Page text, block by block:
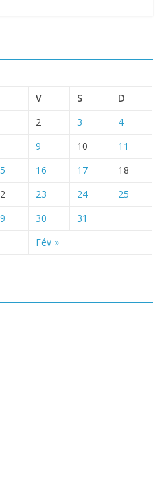
V S D
Fév »
2 3
4
9 10
11
16 17
18
23 24
25
30 31